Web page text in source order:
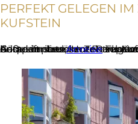
PERFEKT GELEGEN
KUFSTEIN
Gäste unseres Hotels schätzen die zentrale Lage am Arkadenplatz, im Zentrum von Kufstein am Inn, am Fuße der berühmten Festung. Ihr Auto parken Sie bequem in unserer Parkgarage, von dort geht es mit dem Lift direkt zur Rezeption. Unsere Tipps zur entspanntenAnreiseins